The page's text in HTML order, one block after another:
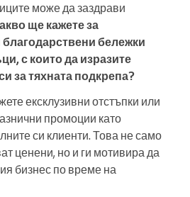
може да заздрави
ще кажете за
бележки
с които да изразите
за тяхната подкрепа?
ексклузивни отстъпки или
промоции като
си клиенти. Това не само
ценени, но и ги мотивира да
бизнес по време на